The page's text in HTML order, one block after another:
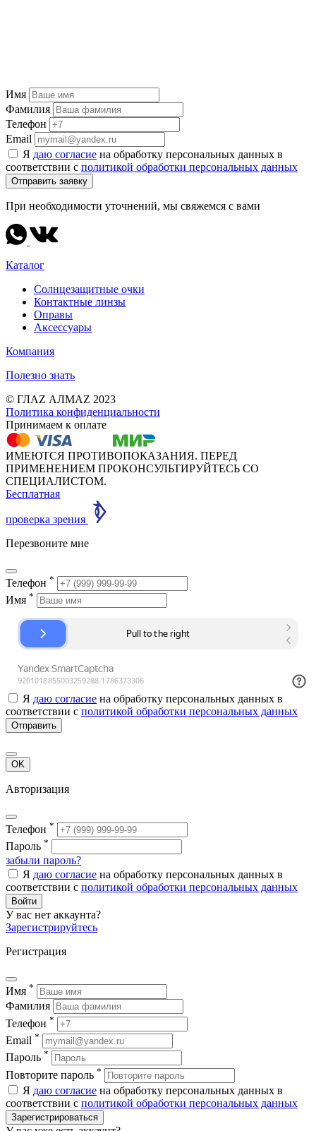
Имя
Фамилия
Телефон
Email
Я даю согласие на обработку персональных данных в
соответствии с политикой обработки персональных данных
Отправить заявку
При необходимости уточнений, мы свяжемся с вами
Каталог
Солнцезащитные очки
Контактные линзы
Оправы
Аксессуары
Компания
Полезно знать
© ГЛАZ АЛМАZ 2023
Политика конфиденциальности
Принимаем к оплате
ИМЕЮТСЯ ПРОТИВОПОКАЗАНИЯ. ПЕРЕД
ПРИМЕНЕНИЕМ ПРОКОНСУЛЬТИРУЙТЕСЬ СО
СПЕЦИАЛИСТОМ.
Бесплатная
проверка зрения
Перезвоните мне
Телефон *
Имя *
Я даю согласие на обработку персональных данных в
соответствии с политикой обработки персональных данных
Отправить
OK
Авторизация
Телефон *
Пароль *
забыли пароль?
Я даю согласие на обработку персональных данных в
соответствии с политикой обработки персональных данных
Войти
У вас нет аккаунта?
Зарегистрируйтесь
Регистрация
Имя *
Фамилия
Телефон *
Email *
Пароль *
Повторите пароль *
Я даю согласие на обработку персональных данных в
соответствии с политикой обработки персональных данных
Зарегистрироваться